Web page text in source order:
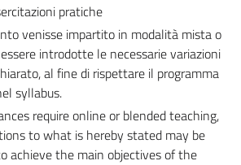
pratiche
venisse impartito in modalità mista o
introdotte le necessarie variazioni
al fine di rispettare il programma
syllabus.
require online or blended teaching,
to what is hereby stated may be
achieve the main objectives of the